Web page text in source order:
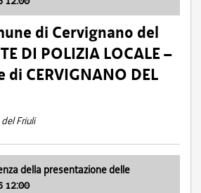
di Cervignano del
DI POLIZIA LOCALE –
di CERVIGNANO DEL
Friuli
della presentazione delle
12:00